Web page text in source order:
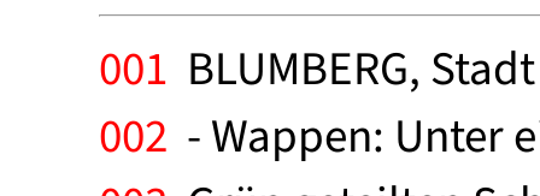
001 BLUMBERG,
002 - Wappen: Unter